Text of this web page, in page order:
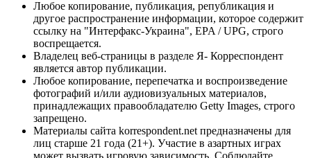
Любое копирование, публикация, републикация и
другое распространение информации, которое содержит
ссылку на "Интерфакс-Украина", EPA / UPG, строго
воспрещается.
Владелец веб-страницы в разделе Я- Корреспондент
является автор публикации.
Любое копирование, перепечатка и воспроизведение
фотографий и/или аудиовизуальных материалов,
принадлежащих правообладателю Getty Images, строго
запрещено.
Материалы сайта korrespondent.net предназначены для
лиц старше 21 года (21+). Участие в азартных играх
может вызвать игровую зависимость. Соблюдайте